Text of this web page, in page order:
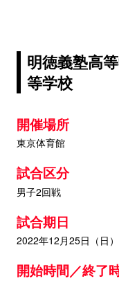
明徳義塾高
等学校
開催場所
東京体育館
試合区分
男子2回戦
試合期日
2022年12月25日（日）
開始時間／終了